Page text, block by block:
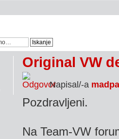
Original VW
Napisal/-a
Pozdravljeni.
Na Team-VW